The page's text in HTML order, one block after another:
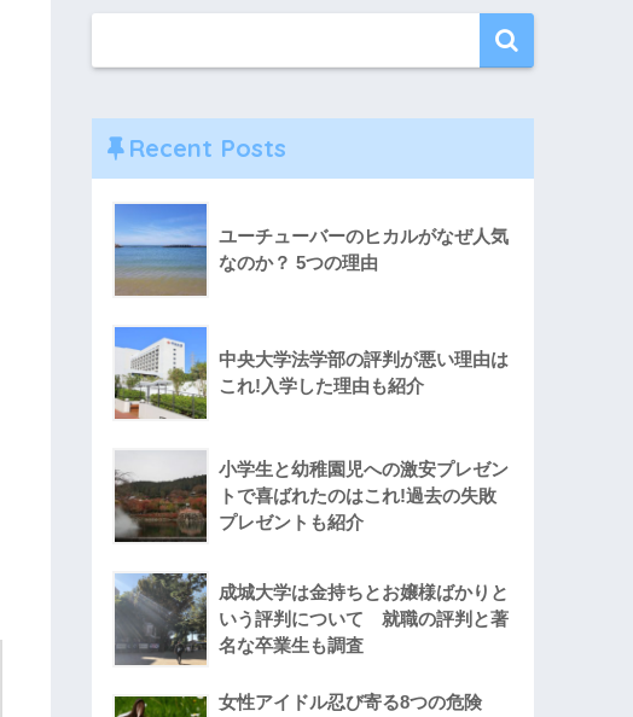
Recent Posts
ユーチューバーのヒカルがなぜ人気
なのか？ 5つの理由
中央大学法学部の評判が悪い理由は
これ!入学した理由も紹介
小学生と幼稚園児への激安プレゼン
トで喜ばれたのはこれ!過去の失敗
プレゼントも紹介
成城大学は金持ちとお嬢様ばかりと
いう評判について 就職の評判と著
名な卒業生も調査
女性アイドル忍び寄る8つの危険